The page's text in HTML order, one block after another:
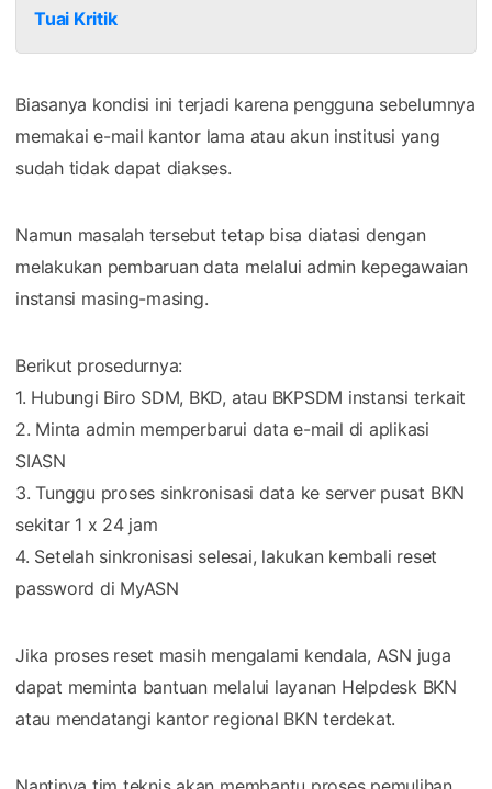
Tuai Kritik
Biasanya kondisi ini terjadi karena pengguna sebelumnya
memakai e-mail kantor lama atau akun institusi yang
sudah tidak dapat diakses.
Namun masalah tersebut tetap bisa diatasi dengan
melakukan pembaruan data melalui admin kepegawaian
instansi masing-masing.
Berikut prosedurnya:
1. Hubungi Biro SDM, BKD, atau BKPSDM instansi terkait
2. Minta admin memperbarui data e-mail di aplikasi
SIASN
3. Tunggu proses sinkronisasi data ke server pusat BKN
sekitar 1 x 24 jam
4. Setelah sinkronisasi selesai, lakukan kembali reset
password di MyASN
Jika proses reset masih mengalami kendala, ASN juga
dapat meminta bantuan melalui layanan Helpdesk BKN
atau mendatangi kantor regional BKN terdekat.